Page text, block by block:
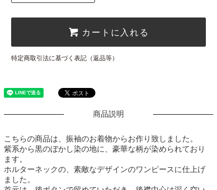
カートに入れる
特定商取引法に基づく表記（返品等）
商品説明
こちらの商品は、振袖のお着物からお作り致しました。
紫系から黒のぼかし染の地に、豪華な柄が染められており
ます。
ホルターネックの、素敵なデザインのワンピースに仕上げ
ました。